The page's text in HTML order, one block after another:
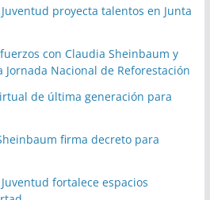
proyecta talentos en Junta
con Claudia Sheinbaum y
Nacional de Reforestación
de última generación para
firma decreto para
fortalece espacios